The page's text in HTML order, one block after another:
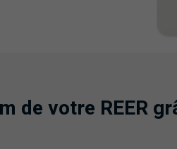
de votre REER